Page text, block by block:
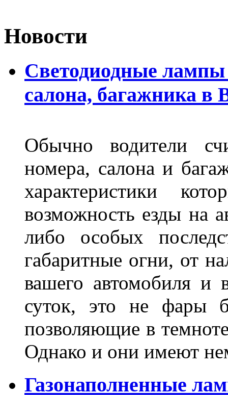
Новости
Светодиодные лампы
салона, багажника в
Обычно водители
номера, салона и
характеристики
возможность езды на
либо особых
габаритные огни, от
вашего автомобиля и
суток, это не фары
позволяющие в
Однако и они имеют
Газонаполненные